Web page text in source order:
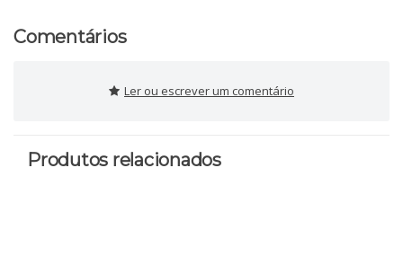
Comentários
Ler ou escrever um comentário
Produtos relacionados